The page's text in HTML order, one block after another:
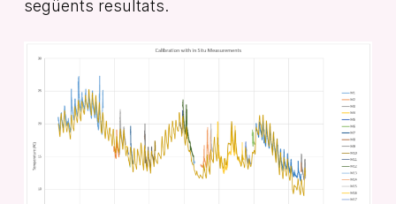
següents resultats.